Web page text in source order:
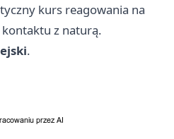
kurs reagowania na
z naturą.
.